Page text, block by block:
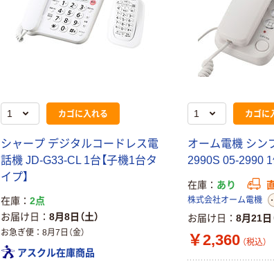
カゴに入れる
シャープ デジタルコードレス電
話機 JD-G33-CL 1台【子機1台タ
イプ】
在庫
2点
お届け日
8月8日（土）
お急ぎ便 8月7日（金）
アスクル在庫商品
カゴに
オーム電機 シン
2990S 05-2990 1
在庫 あり
株式会社オーム電機
お届け日 8月21日
￥2,360 （税込）